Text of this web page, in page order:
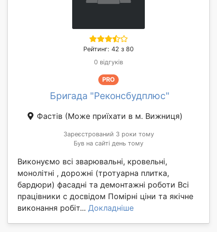
Рейтинг: 42 з 80
0 відгуків
PRO
Бригада "Реконсбудплюс"
Фастів (Може приїхати в м. Вижниця)
Зареєстрований 3 роки тому
Був на сайті день тому
Виконуємо всі зварювальні, кровельні,
монолітні , дорожні (тротуарна плитка,
бардюри) фасадні та демонтажні роботи Всі
працівники с досвідом Помірні ціни та якічне
виконання робіт... Докладніше